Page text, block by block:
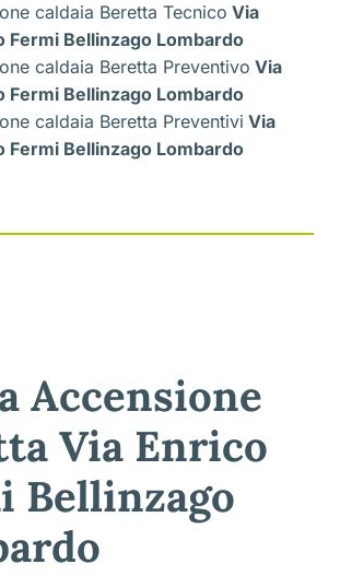
caldaia Beretta Tecnico Via
Fermi Bellinzago Lombardo
caldaia Beretta Preventivo Via
Fermi Bellinzago Lombardo
caldaia Beretta Preventivi Via
Fermi Bellinzago Lombardo
Accensione
Via Enrico
Bellinzago